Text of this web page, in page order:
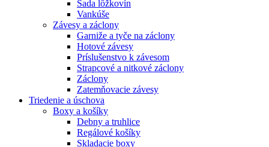
Sada lôžkovín
Vankúše
Závesy a záclony
Garniže a tyče na záclony
Hotové závesy
Príslušenstvo k závesom
Strapcové a nitkové záclony
Záclony
Zatemňovacie závesy
Triedenie a úschova
Boxy a košíky
Debny a truhlice
Regálové košíky
Skladacie boxy